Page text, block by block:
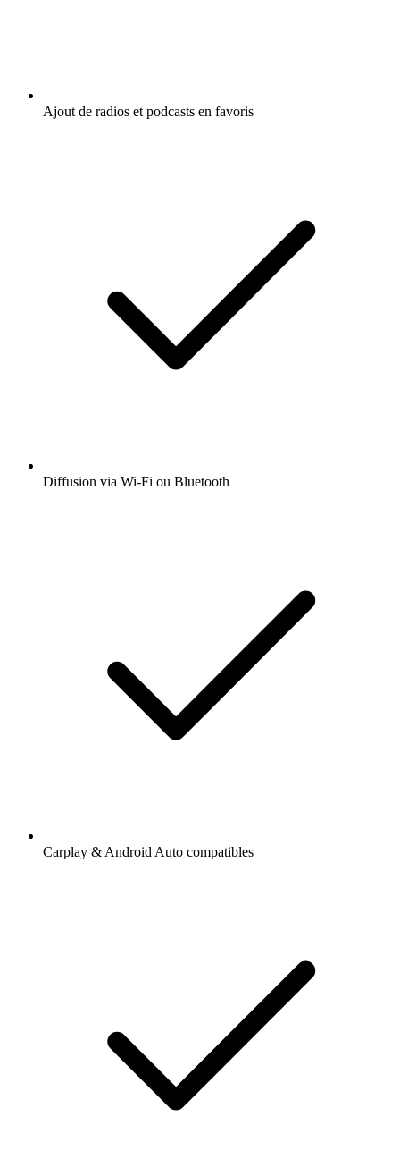
Ajout de radios et podcasts en favoris
Diffusion via Wi-Fi ou Bluetooth
Carplay & Android Auto compatibles